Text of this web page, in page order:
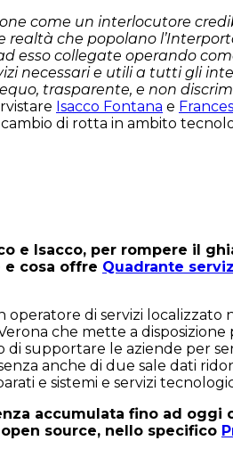
come un interlocutore
che popolano
esso collegate operando
necessari e utili a tutti gli
trasparente, e non
Isacco Fontana e
di rotta in ambito
e Isacco, per rompere il
e cosa offre Quadrante
operatore di servizi localizzato
che mette a disposizione
supportare le aziende per
anche di due sale dati
e sistemi e servizi
accumulata fino ad oggi
source, nello specifico